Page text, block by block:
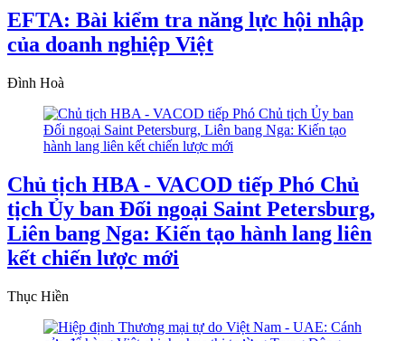
EFTA: Bài kiểm tra năng lực hội nhập
của doanh nghiệp Việt
Đình Hoà
Chủ tịch HBA - VACOD tiếp Phó Chủ
tịch Ủy ban Đối ngoại Saint Petersburg,
Liên bang Nga: Kiến tạo hành lang liên
kết chiến lược mới
Thục Hiền